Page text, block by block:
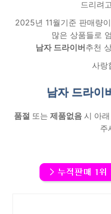
드리려
2025년 11월기준 판매량
많은 상품들로
남자 드라이버추천
사랑
남자 드라이
품절 또는 제품없음 시 아래
주